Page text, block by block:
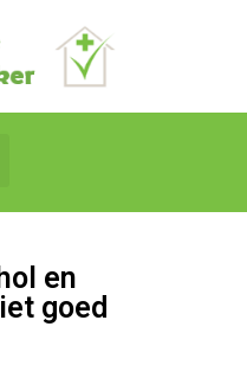
en
goed